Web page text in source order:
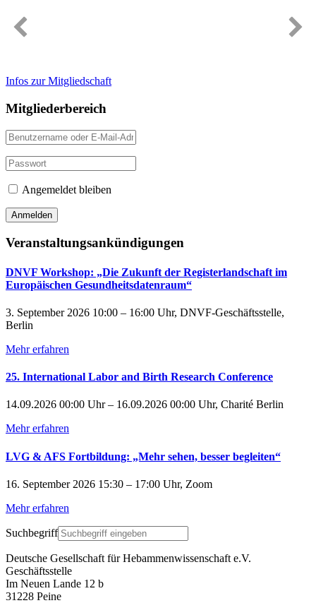
Infos zur Mitgliedschaft
Mitgliederbereich
Angemeldet bleiben
Veranstaltungsankündigungen
DNVF Workshop: „Die Zukunft der Registerlandschaft im
Europäischen Gesundheitsdatenraum“
3. September 2026 10:00 – 16:00 Uhr, DNVF-Geschäftsstelle,
Berlin
Mehr erfahren
25. International Labor and Birth Research Conference
14.09.2026 00:00 Uhr – 16.09.2026 00:00 Uhr, Charité Berlin
Mehr erfahren
LVG & AFS Fortbildung: „Mehr sehen, besser begleiten“
16. September 2026 15:30 – 17:00 Uhr, Zoom
Mehr erfahren
Suchbegriff
Deutsche Gesellschaft für Hebammenwissenschaft e.V.
Geschäftsstelle
Im Neuen Lande 12 b
31228 Peine